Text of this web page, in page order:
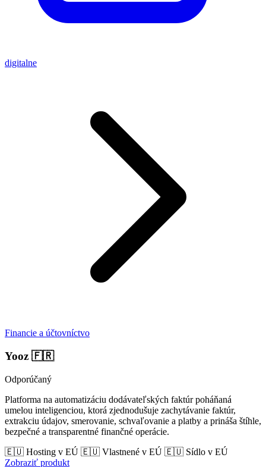
digitalne
Financie a účtovníctvo
Yooz 🇫🇷
Odporúčaný
Platforma na automatizáciu dodávateľských faktúr poháňaná
umelou inteligenciou, ktorá zjednodušuje zachytávanie faktúr,
extrakciu údajov, smerovanie, schvaľovanie a platby a prináša štíhle,
bezpečné a transparentné finančné operácie.
🇪🇺 Hosting v EÚ 🇪🇺 Vlastnené v EÚ 🇪🇺 Sídlo v EÚ
Zobraziť produkt